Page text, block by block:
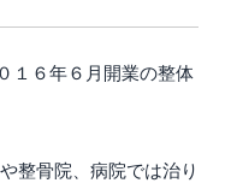
１６年６月開業の整体
整骨院、病院では治り